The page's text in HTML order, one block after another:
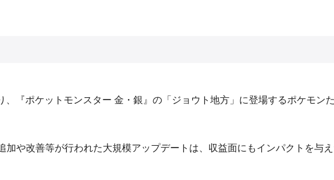
『ポケットモンスター 金・銀』の「ジョウト地方」に登場するポケモン
や改善等が行われた大規模アップデートは、収益面にもインパクトを与え